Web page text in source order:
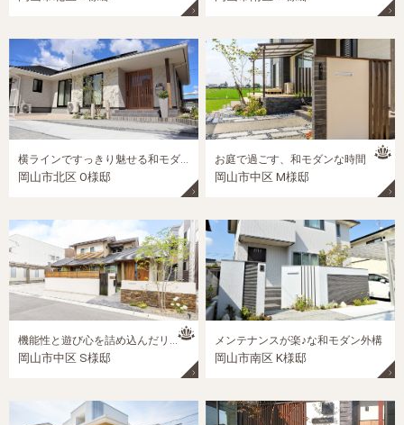
岡山市北区 O様邸
お庭で過ごす、和モダンな時間
岡山市中区 M様邸
機能性と遊び心を詰め込んだリフォーム外構 劇的ビフォー＆アフター！
岡山市中区 S様邸
メンテナンスが楽♪な和モダン外構
岡山市南区 K様邸